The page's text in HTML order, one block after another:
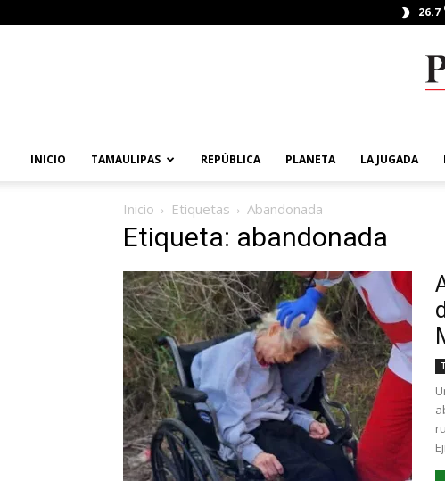
26.7
INICIO TAMAULIPAS REPÚBLICA PLANETA LA JUGADA
Inicio Etiquetas Abandonada
Etiqueta: abandonada